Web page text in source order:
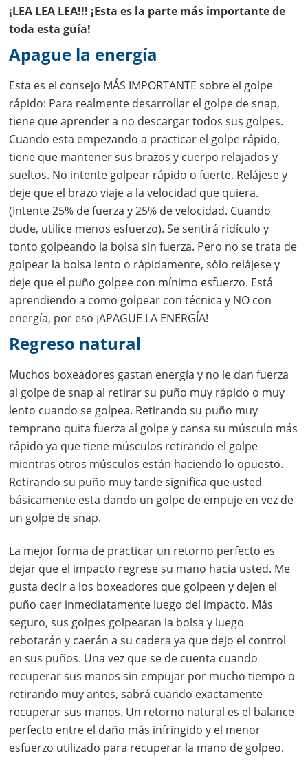
¡LEA LEA LEA!!! ¡Esta es la parte más importante de
toda esta guía!
Apague la energía
Esta es el consejo MÁS IMPORTANTE sobre el golpe
rápido: Para realmente desarrollar el golpe de snap,
tiene que aprender a no descargar todos sus golpes.
Cuando esta empezando a practicar el golpe rápido,
tiene que mantener sus brazos y cuerpo relajados y
sueltos. No intente golpear rápido o fuerte. Relájese y
deje que el brazo viaje a la velocidad que quiera.
(Intente 25% de fuerza y 25% de velocidad. Cuando
dude, utilice menos esfuerzo). Se sentirá ridículo y
tonto golpeando la bolsa sin fuerza. Pero no se trata de
golpear la bolsa lento o rápidamente, sólo relájese y
deje que el puño golpee con mínimo esfuerzo. Está
aprendiendo a como golpear con técnica y NO con
energía, por eso ¡APAGUE LA ENERGÍA!
Regreso natural
Muchos boxeadores gastan energía y no le dan fuerza
al golpe de snap al retirar su puño muy rápido o muy
lento cuando se golpea. Retirando su puño muy
temprano quita fuerza al golpe y cansa su músculo más
rápido ya que tiene músculos retirando el golpe
mientras otros músculos están haciendo lo opuesto.
Retirando su puño muy tarde significa que usted
básicamente esta dando un golpe de empuje en vez de
un golpe de snap.
La mejor forma de practicar un retorno perfecto es
dejar que el impacto regrese su mano hacia usted. Me
gusta decir a los boxeadores que golpeen y dejen el
puño caer inmediatamente luego del impacto. Más
seguro, sus golpes golpearan la bolsa y luego
rebotarán y caerán a su cadera ya que dejo el control
en sus puños. Una vez que se de cuenta cuando
recuperar sus manos sin empujar por mucho tiempo o
retirando muy antes, sabrá cuando exactamente
recuperar sus manos. Un retorno natural es el balance
perfecto entre el daño más infringido y el menor
esfuerzo utilizado para recuperar la mano de golpeo.